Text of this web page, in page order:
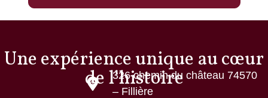
Une expérience unique au cœur
de l’histoire
326 chemin du château 74570
– Fillière